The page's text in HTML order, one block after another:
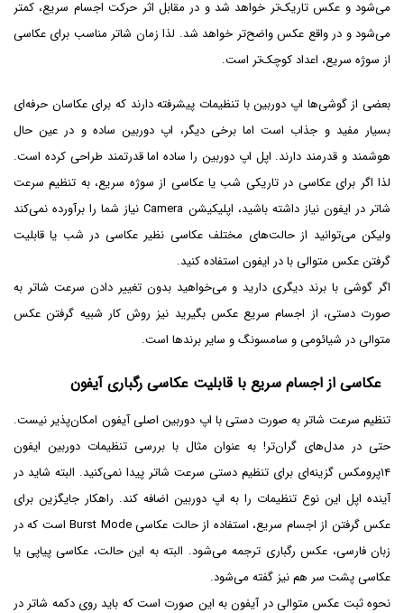
می‌شود و عکس تاریک‌تر خواهد شد و در مقابل اثر حرکت اجسام سریع، کمتر
می‌شود و در واقع عکس واضح‌تر خواهد شد. لذا زمان شاتر مناسب برای عکاسی
از سوژه سریع، اعداد کوچک‌تر است.
بعضی از گوشی‌ها اپ دوربین با تنظیمات پیشرفته دارند که برای عکاسان حرفه‌ای
بسیار مفید و جذاب است اما برخی دیگر، اپ دوربین ساده و در عین حال
هوشمند و قدرمند دارند. اپل اپ دوربین را ساده اما قدرتمند طراحی کرده است.
لذا اگر برای عکاسی در تاریکی شب یا عکاسی از سوژه سریع، به تنظیم سرعت
شاتر در ایفون نیاز داشته باشید، اپلیکیشن Camera نیاز شما را برآورده نمی‌کند
ولیکن می‌توانید از حالت‌های مختلف عکاسی نظیر عکاسی در شب یا قابلیت
گرفتن عکس متوالی با در ایفون استفاده کنید.
اگر گوشی با برند دیگری دارید و می‌خواهید بدون تغییر دادن سرعت شاتر به
صورت دستی، از اجسام سریع عکس بگیرید نیز روش کار شبیه گرفتن عکس
متوالی در شیائومی و سامسونگ و سایر برندها است.
عکاسی از اجسام سریع با قابلیت عکاسی رگباری آیفون
تنظیم سرعت شاتر به صورت دستی با اپ دوربین اصلی آیفون امکان‌پذیر نیست.
حتی در مدل‌های گران‌تر! به عنوان مثال با بررسی تنظیمات دوربین ایفون
۱۴پرومکس گزینه‌ای برای تنظیم دستی سرعت شاتر پیدا نمی‌کنید. البته شاید در
آینده اپل این نوع تنظیمات را به اپ دوربین اضافه کند. راهکار جایگزین برای
عکس گرفتن از اجسام سریع، استفاده از حالت عکاسی Burst Mode است که در
زبان فارسی، عکس رگباری ترجمه می‌شود. البته به این حالت، عکاسی پیاپی یا
عکاسی پشت سر هم نیز گفته می‌شود.
نحوه ثبت عکس متوالی در آیفون به این صورت است که باید روی دکمه شاتر در